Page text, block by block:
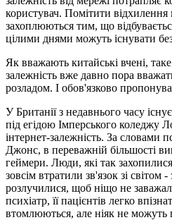
користувач. Помітити
захоплюються тим, що
цілими днями можуть існувати без
Як вважають китайські вчені,
залежність вже давно пора
розладом. І обов'язково
У Британії з недавнього часу
під егідою Імперського коледжу
інтернет-залежність. За словами
Джонс, в переважній більшості
геймери. Люди, які так
зовсім втратили зв'язок зі світом
розлучилися, щоб ніщо не
психіатр, її пацієнтів легко
втомлюються, але ніяк не можуть